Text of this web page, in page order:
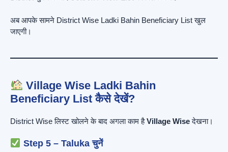
अब आपके सामने District Wise Ladki Bahin Beneficiary List खुल
जाएगी।
Village Wise Ladki Bahin
Beneficiary List कैसे देखें?
District Wise लिस्ट खोलने के बाद अगला काम हैVillage Wiseदेखना।
Step 5 – Taluka चुनें